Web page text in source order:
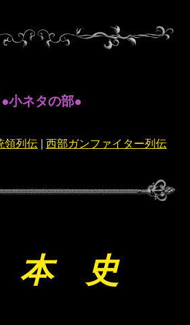
●小ネタの部●
領列伝 | 西部ガンファイター列伝
本 史